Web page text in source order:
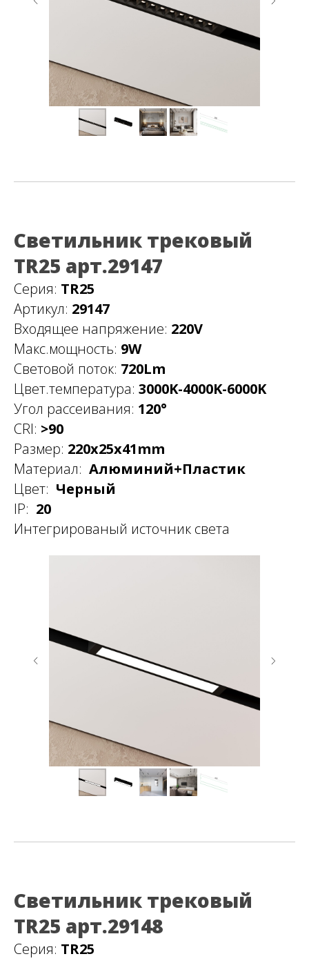
Светильник трековый
TR25 арт.29147
Серия: TR25
Артикул: 29147
Входящее напряжение: 220V
Макс.мощность: 9W
Световой поток: 720Lm
Цвет.температура: 3000K-4000K-6000K
Угол рассеивания: 120°
CRI: >90
Размер: 220x25x41mm
Материал: Алюминий+Пластик
Цвет: Черный
IP: 20
Интегрированый источник света
Светильник трековый
TR25 арт.29148
Серия: TR25